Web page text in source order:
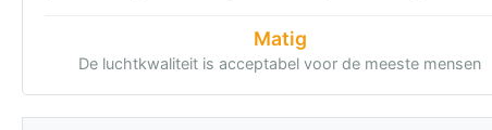
Matig
De luchtkwaliteit is acceptabel voor de meeste mensen